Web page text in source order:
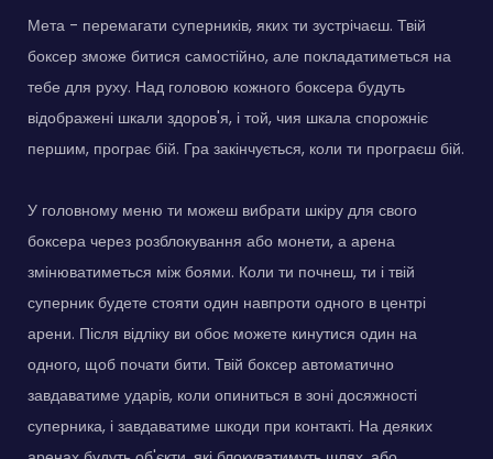
Мета - перемагати суперників, яких ти зустрічаєш. Твій
боксер зможе битися самостійно, але покладатиметься на
тебе для руху. Над головою кожного боксера будуть
відображені шкали здоров'я, і той, чия шкала спорожніє
першим, програє бій. Гра закінчується, коли ти програєш бій.
У головному меню ти можеш вибрати шкіру для свого
боксера через розблокування або монети, а арена
змінюватиметься між боями. Коли ти почнеш, ти і твій
суперник будете стояти один навпроти одного в центрі
арени. Після відліку ви обоє можете кинутися один на
одного, щоб почати бити. Твій боксер автоматично
завдаватиме ударів, коли опиниться в зоні досяжності
суперника, і завдаватиме шкоди при контакті. На деяких